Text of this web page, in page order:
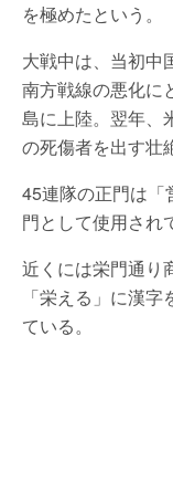
を極めたという。
大戦中は、当初中
南方戦線の悪化に
島に上陸。翌年、
の死傷者を出す壮
45連隊の正門は「
門として使用され
近くには栄門通り
「栄える」に漢
ている。